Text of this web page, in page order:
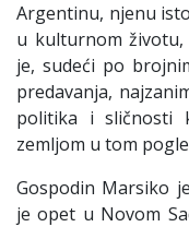
Argentinu, njenu
u kulturnom
je, sudeći po
predavanja,
politika i sličnosti
zemljom u tom
Gospodin Marsiko
je opet u Novom